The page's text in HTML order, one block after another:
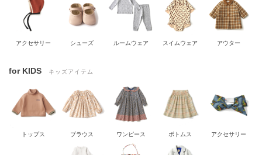
アクセサリー シューズ ルームウェア スイムウェア アウター
for KIDS キッズアイテム
トップス ブラウス ワンピース ボトムス アクセサリー